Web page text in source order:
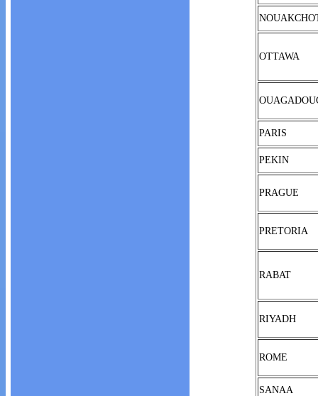
OTTAWA
PARIS
PEKIN
PRAGUE
PRETORIA
RABAT
RIYADH
ROME
SANAA